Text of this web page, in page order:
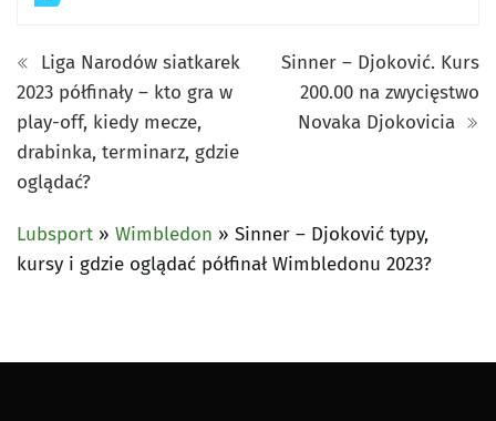
Liga Narodów siatkarek
2023 półfinały – kto gra w
play-off, kiedy mecze,
drabinka, terminarz, gdzie
oglądać?
Sinner – Djoković. Kurs
200.00 na zwycięstwo
Novaka Djokovicia
Lubsport » Wimbledon » Sinner – Djoković typy,
kursy i gdzie oglądać półfinał Wimbledonu 2023?